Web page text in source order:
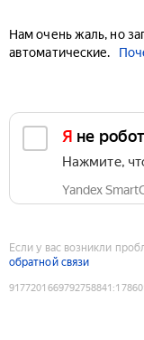
Нам очень жаль, но
автоматические.
Я не робот
Нажмите,
Yandex
Если у вас возникли
обратной связи
9177201669792758841 :